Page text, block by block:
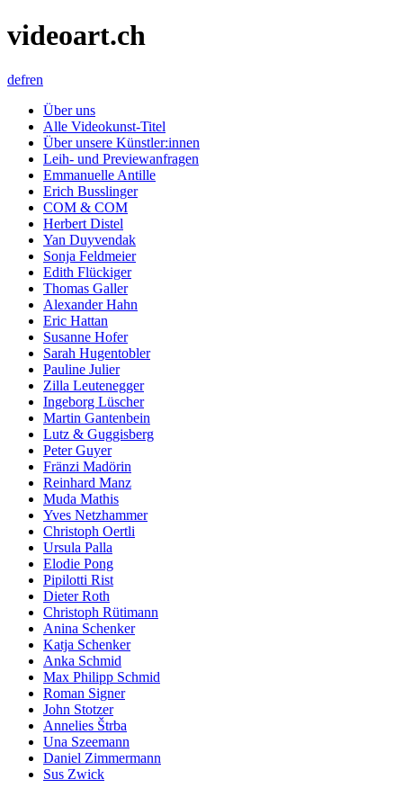
videoart.ch
defren
Über uns
Alle Videokunst-Titel
Über unsere Künstler:innen
Leih- und Previewanfragen
Emmanuelle Antille
Erich Busslinger
COM & COM
Herbert Distel
Yan Duyvendak
Sonja Feldmeier
Edith Flückiger
Thomas Galler
Alexander Hahn
Eric Hattan
Susanne Hofer
Sarah Hugentobler
Pauline Julier
Zilla Leutenegger
Ingeborg Lüscher
Martin Gantenbein
Lutz & Guggisberg
Peter Guyer
Fränzi Madörin
Reinhard Manz
Muda Mathis
Yves Netzhammer
Christoph Oertli
Ursula Palla
Elodie Pong
Pipilotti Rist
Dieter Roth
Christoph Rütimann
Anina Schenker
Katja Schenker
Anka Schmid
Max Philipp Schmid
Roman Signer
John Stotzer
Annelies Štrba
Una Szeemann
Daniel Zimmermann
Sus Zwick